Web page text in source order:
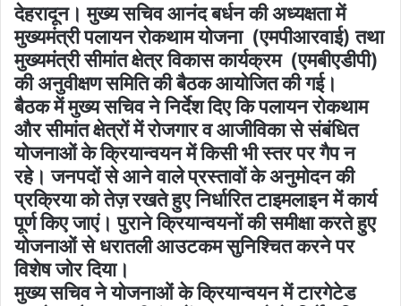
देहरादून। मुख्य सचिव आनंद बर्धन की अध्यक्षता में
मुख्यमंत्री पलायन रोकथाम योजना (एमपीआरवाई) तथा
मुख्यमंत्री सीमांत क्षेत्र विकास कार्यक्रम (एमबीएडीपी)
की अनुवीक्षण समिति की बैठक आयोजित की गई।
बैठक में मुख्य सचिव ने निर्देश दिए कि पलायन रोकथाम
और सीमांत क्षेत्रों में रोजगार व आजीविका से संबंधित
योजनाओं के क्रियान्वयन में किसी भी स्तर पर गैप न
रहे। जनपदों से आने वाले प्रस्तावों के अनुमोदन की
प्रक्रिया को तेज़ रखते हुए निर्धारित टाइमलाइन में कार्य
पूर्ण किए जाएं। पुराने क्रियान्वयनों की समीक्षा करते हुए
योजनाओं से धरातली आउटकम सुनिश्चित करने पर
विशेष जोर दिया।
मुख्य सचिव ने योजनाओं के क्रियान्वयन में टारगेटेड